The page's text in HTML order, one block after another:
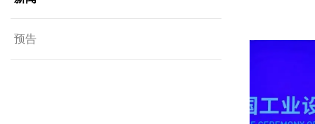
预告